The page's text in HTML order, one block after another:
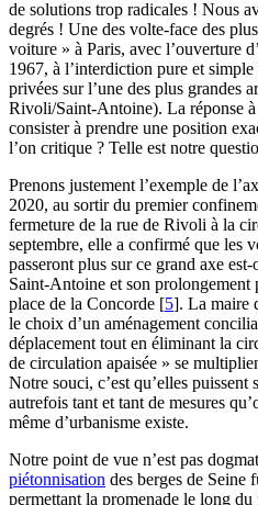
de solutions trop radicales ! Nous
degrés ! Une des volte-face des
voiture » à Paris, avec l’ouverture
1967, à l’interdiction pure et
privées sur l’une des plus grandes
Rivoli/Saint-Antoine). La réponse
consister à prendre une position
l’on critique ? Telle est notre
Prenons justement l’exemple de
2020, au sortir du premier
fermeture de la rue de Rivoli à la
septembre, elle a confirmé que les
passeront plus sur ce grand axe
Saint-Antoine et son prolongement
place de la Concorde [5]. La maire
le choix d’un aménagement
déplacement tout en éliminant la
de circulation apaisée » se
Notre souci, c’est qu’elles
autrefois tant et tant de mesures
même d’urbanisme existe.
Notre point de vue n’est pas
piétonnisation des berges de Seine
permettant la promenade le long